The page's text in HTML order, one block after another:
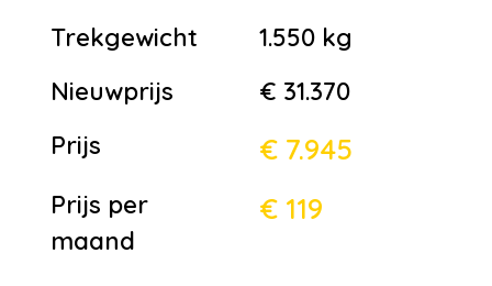
Trekgewicht
1.550 kg
Nieuwprijs
€ 31.370
Prijs
€ 7.945
Prijs per
maand
€ 119